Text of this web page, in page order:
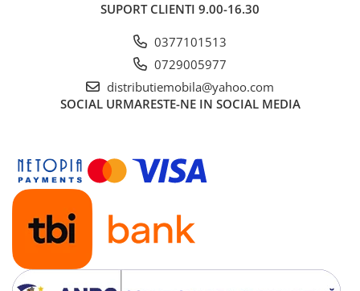
SUPORT CLIENTI 9.00-16.30
0377101513
0729005977
distributiemobila@yahoo.com
SOCIAL URMARESTE-NE IN SOCIAL MEDIA